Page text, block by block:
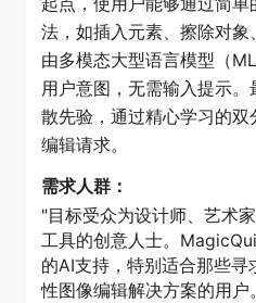
法，如插入元素、擦除对
由多模态大型语言模型（
用户意图，无需输入提示
散先验，通过精心学习的双
编辑请求。
需求人群：
"目标受众为设计师、艺术
工具的创意人士。
的AI支持，特别适合那些
性图像编辑解决方案的用户